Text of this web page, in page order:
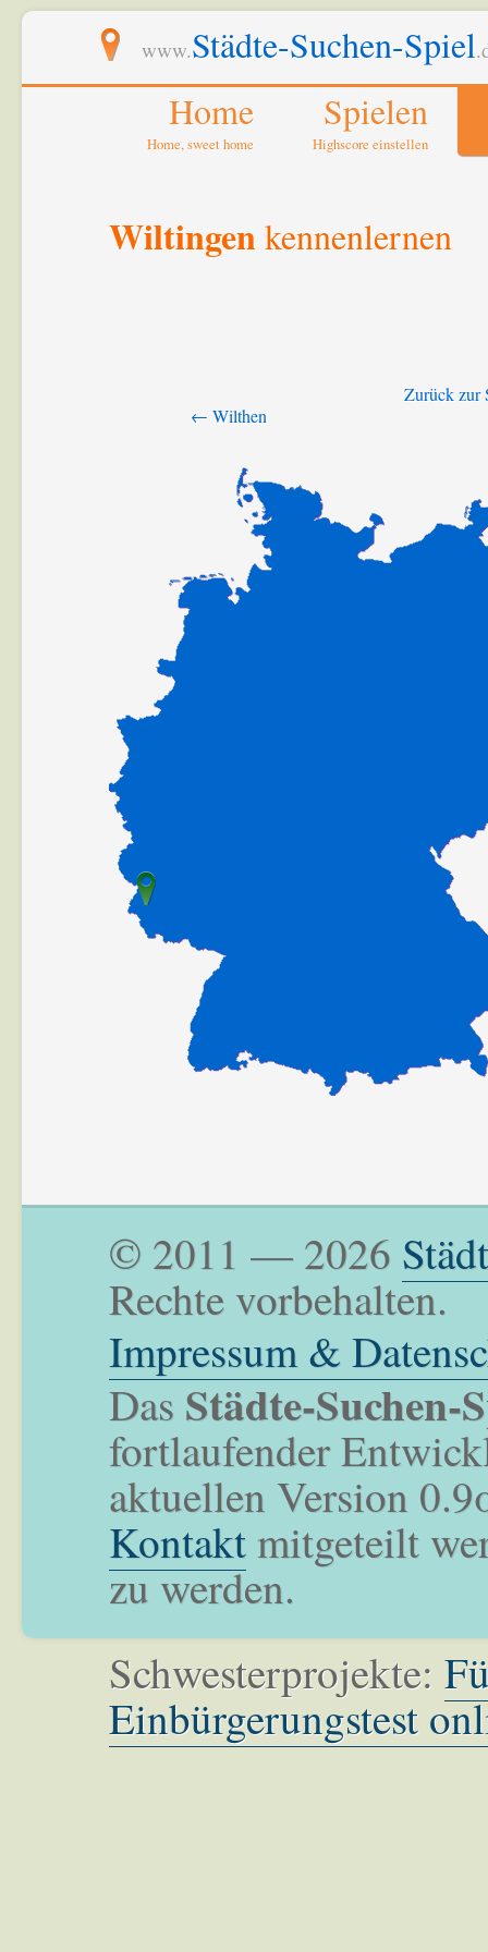
www.Städte-Suchen-Spiel
Home
Home, sweet home
Spielen
Highscore einstellen
Wiltingenkennenlernen
← Wilthen
Zurück zur
© 2011 — 2026
Rechte vorbehalten.
Impressum &
Das Städte-Suchen-
fortlaufender
aktuellen Version
Kontaktmitgeteilt
zu werden.
Schwesterprojekte:
Einbürgerungstest